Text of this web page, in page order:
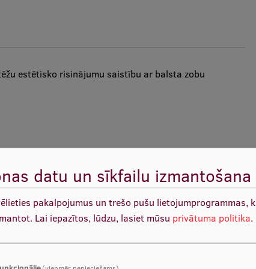
estētisko risinājumu saistību ar balsta zobu
,Science Direct,PubMed,Cochrane Library, izmantojot
,subgingival / intracervicular crown margins,
tika vērsta uz estētiskas atjaunošanas iespējām,
audu veselības saglabāšanu un traumatisma
datu un sīkfailu izmantošana
pakalpojumus un trešo pušu lietojumprogrammas,
Lai iepazītos, lūdzu, lasiet mūsu privātuma politika.